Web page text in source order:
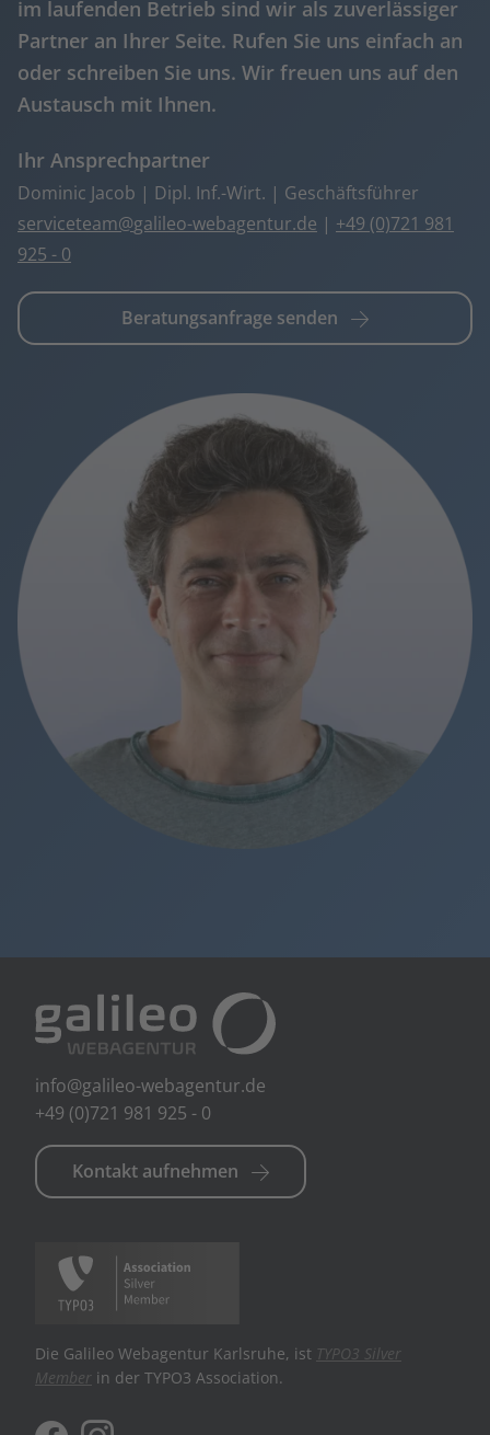
im laufenden Betrieb sind wir als zuverlässiger
Partner an Ihrer Seite. Rufen Sie uns einfach an
oder schreiben Sie uns. Wir freuen uns auf den
Austausch mit Ihnen.
Ihr Ansprechpartner
Dominic Jacob | Dipl. Inf.-Wirt. | Geschäftsführer
serviceteam
galileo-webagentur.de | +49 (0)721 981
925 - 0
Beratungsanfrage senden
info@galileo-webagentur.de
+49 (0)721 981 925 - 0
Kontakt aufnehmen
Die Galileo Webagentur Karlsruhe, ist TYPO3 Silver
Member in der TYPO3 Association.